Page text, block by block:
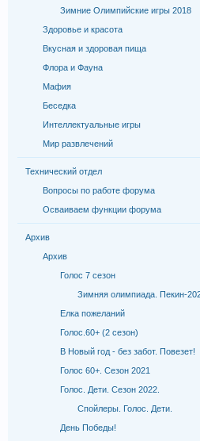
Зимние Олимпийские игры 2018
Здоровье и красота
Вкусная и здоровая пища
Флора и Фауна
Мафия
Беседка
Интеллектуальные игры
Мир развлечений
Технический отдел
Вопросы по работе форума
Осваиваем функции форума
Архив
Архив
Голос 7 сезон
Зимняя олимпиада. Пекин-
Елка пожеланий
Голос.60+ (2 сезон)
В Новый год - без забот. Повезет!
Голос 60+. Сезон 2021
Голос. Дети. Сезон 2022.
Спойлеры. Голос. Дети.
День Победы!